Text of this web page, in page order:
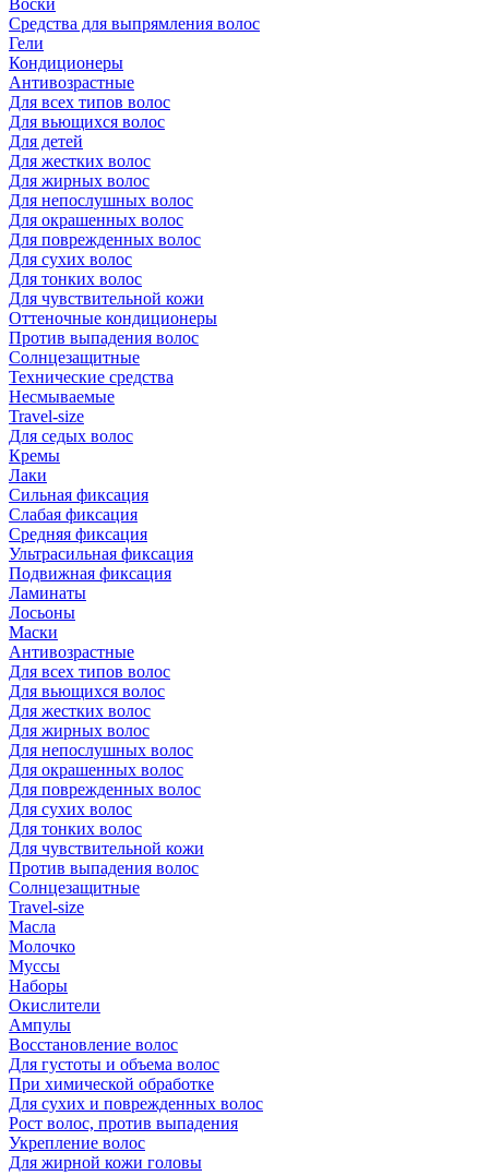
Воски
Средства для выпрямления волос
Гели
Кондиционеры
Антивозрастные
Для всех типов волос
Для вьющихся волос
Для детей
Для жестких волос
Для жирных волос
Для непослушных волос
Для окрашенных волос
Для поврежденных волос
Для сухих волос
Для тонких волос
Для чувствительной кожи
Оттеночные кондиционеры
Против выпадения волос
Солнцезащитные
Технические средства
Несмываемые
Travel-size
Для седых волос
Кремы
Лаки
Сильная фиксация
Слабая фиксация
Средняя фиксация
Ультрасильная фиксация
Подвижная фиксация
Ламинаты
Лосьоны
Маски
Антивозрастные
Для всех типов волос
Для вьющихся волос
Для жестких волос
Для жирных волос
Для непослушных волос
Для окрашенных волос
Для поврежденных волос
Для сухих волос
Для тонких волос
Для чувствительной кожи
Против выпадения волос
Солнцезащитные
Travel-size
Масла
Молочко
Муссы
Наборы
Окислители
Ампулы
Восстановление волос
Для густоты и объема волос
При химической обработке
Для сухих и поврежденных волос
Рост волос, против выпадения
Укрепление волос
Для жирной кожи головы